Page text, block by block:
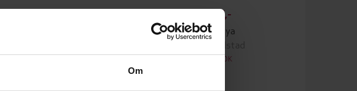
Om
LYDBOK
306,-
Ulveøya
Lajla Rolstad
LYDBOK